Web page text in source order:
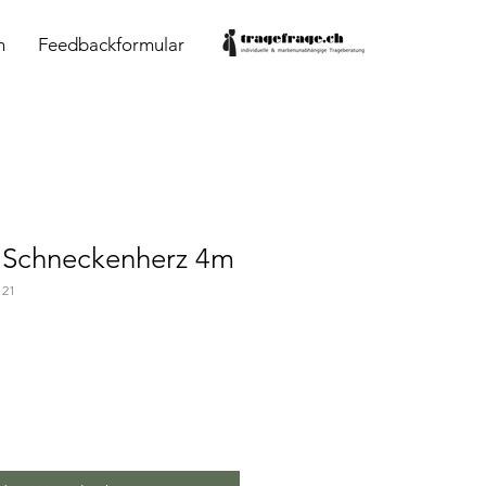
Feedbackformular
4m